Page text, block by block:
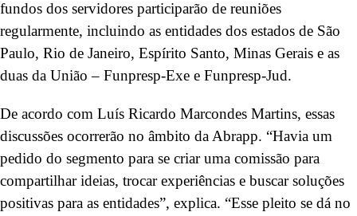
fundos dos servidores participarão de reuniões
regularmente, incluindo as entidades dos estados de São
Paulo, Rio de Janeiro, Espírito Santo, Minas Gerais e as
duas da União – Funpresp-Exe e Funpresp-Jud.
De acordo com Luís Ricardo Marcondes Martins, essas
discussões ocorrerão no âmbito da Abrapp. “Havia um
pedido do segmento para se criar uma comissão para
compartilhar ideias, trocar experiências e buscar soluções
positivas para as entidades”, explica. “Esse pleito se dá no